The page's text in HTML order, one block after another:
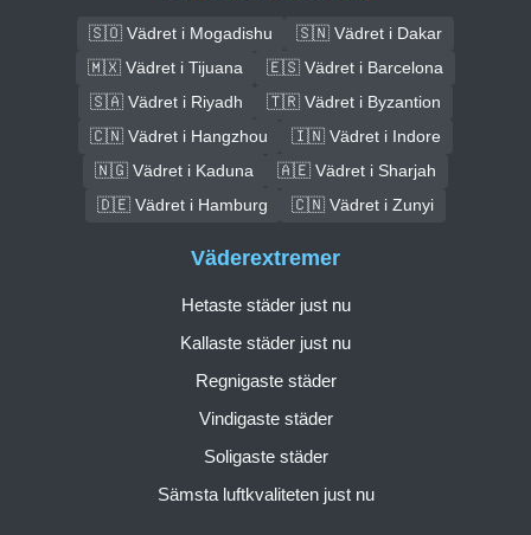
🇸🇴 Vädret i Mogadishu
🇸🇳 Vädret i Dakar
🇲🇽 Vädret i Tijuana
🇪🇸 Vädret i Barcelona
🇸🇦 Vädret i Riyadh
🇹🇷 Vädret i Byzantion
🇨🇳 Vädret i Hangzhou
🇮🇳 Vädret i Indore
🇳🇬 Vädret i Kaduna
🇦🇪 Vädret i Sharjah
🇩🇪 Vädret i Hamburg
🇨🇳 Vädret i Zunyi
Väderextremer
Hetaste städer just nu
Kallaste städer just nu
Regnigaste städer
Vindigaste städer
Soligaste städer
Sämsta luftkvaliteten just nu